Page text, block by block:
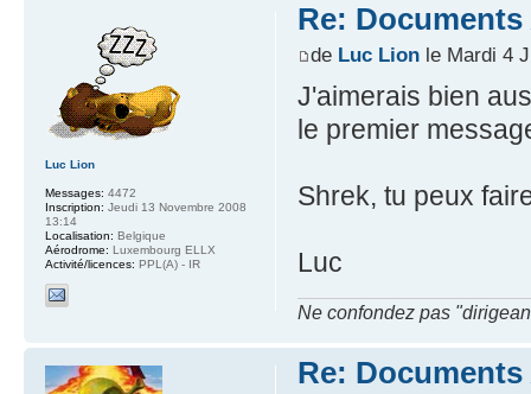
Re:
de Luc Lionle Mardi 4
J'aimerais bien
le premier
Shrek, tu peux
Luc
Ne confondez pas
Luc Lion
Messages: 4472
Inscription: Jeudi 13 Novembre 2008
13:14
Localisation: Belgique
Aérodrome: Luxembourg ELLX
Activité/licences: PPL(A) - IR
Re: